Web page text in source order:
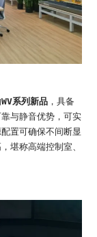
WV系列新品 ，具备
与静音优势，可实
置可确保不间断显
堪称高端控制室、